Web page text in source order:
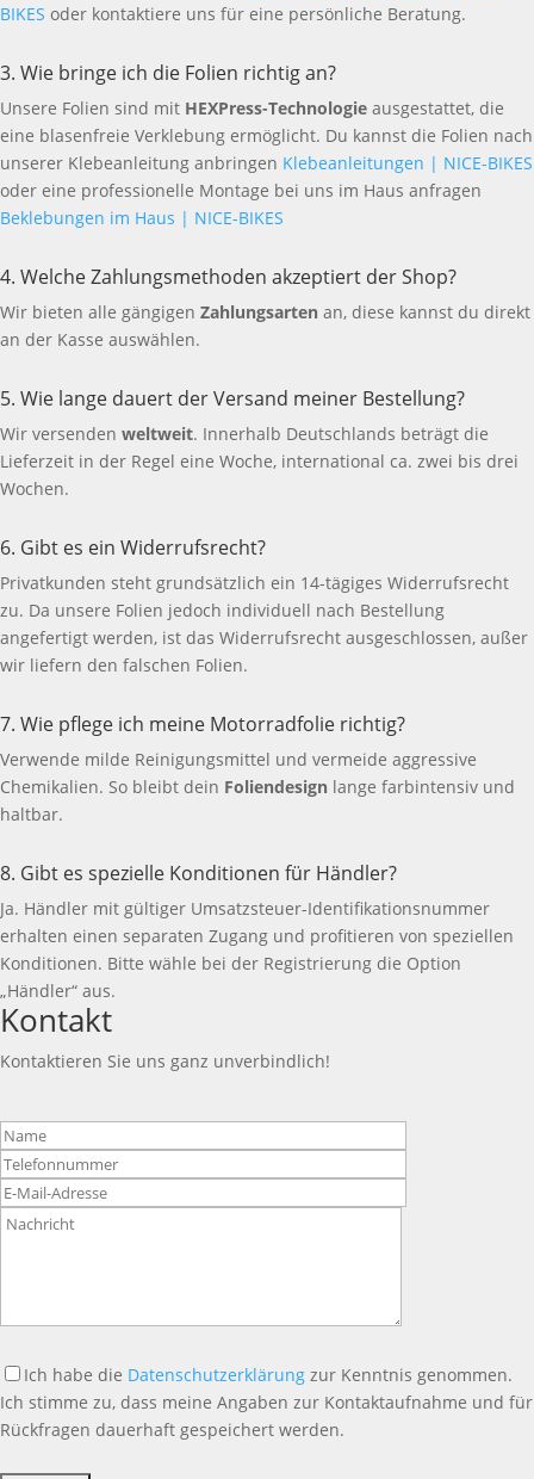
BIKES oder kontaktiere uns für eine persönliche Beratung.
3. Wie bringe ich die Folien richtig an?
Unsere Folien sind mit HEXPress-Technologie ausgestattet, die
eine blasenfreie Verklebung ermöglicht. Du kannst die Folien nach
unserer Klebeanleitung anbringen Klebeanleitungen | NICE-BIKES
oder eine professionelle Montage bei uns im Haus anfragen
Beklebungen im Haus | NICE-BIKES
4. Welche Zahlungsmethoden akzeptiert der Shop?
Wir bieten alle gängigen Zahlungsarten an, diese kannst du direkt
an der Kasse auswählen.
5. Wie lange dauert der Versand meiner Bestellung?
Wir versenden weltweit. Innerhalb Deutschlands beträgt die
Lieferzeit in der Regel eine Woche, international ca. zwei bis drei
Wochen.
6. Gibt es ein Widerrufsrecht?
Privatkunden steht grundsätzlich ein 14-tägiges Widerrufsrecht
zu. Da unsere Folien jedoch individuell nach Bestellung
angefertigt werden, ist das Widerrufsrecht ausgeschlossen, außer
wir liefern den falschen Folien.
7. Wie pflege ich meine Motorradfolie richtig?
Verwende milde Reinigungsmittel und vermeide aggressive
Chemikalien. So bleibt dein Foliendesign lange farbintensiv und
haltbar.
8. Gibt es spezielle Konditionen für Händler?
Ja. Händler mit gültiger Umsatzsteuer-Identifikationsnummer
erhalten einen separaten Zugang und profitieren von speziellen
Konditionen. Bitte wähle bei der Registrierung die Option
„Händler“ aus.
Kontakt
Kontaktieren Sie uns ganz unverbindlich!
Bitte
lasse
dieses
Feld
leer.
Ich habe die Datenschutzerklärung zur Kenntnis genommen.
Ich stimme zu, dass meine Angaben zur Kontaktaufnahme und für
Rückfragen dauerhaft gespeichert werden.